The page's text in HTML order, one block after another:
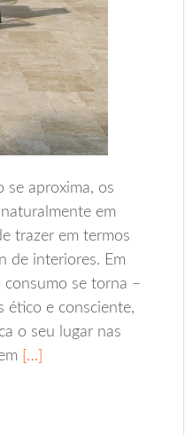
se aproxima, os
em
trazer em termos
de interiores. Em
se torna –
ético e consciente,
o seu lugar nas
[…]